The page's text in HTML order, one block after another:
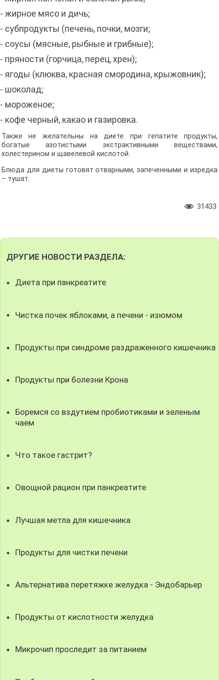
- жирное мясо и дичь;
- субпродукты (печень, почки, мозги;
- соусы (мясные, рыбные и грибные);
- пряности (горчица, перец, хрен);
- ягоды (клюква, красная смородина, крыжовник);
- шоколад;
- мороженое;
- кофе черный, какао и газировка.
Также не желательны на диете при гепатите продукты,
богатые азотистыми экстрактивными веществами,
холестерином и щавелевой кислотой.
Блюда для диеты готовят отварными, запеченными и изредка
– тушат.
31433
ДРУГИЕ НОВОСТИ РАЗДЕЛА:
Диета при панкреатите
Чистка почек яблоками, а печени - изюмом
Продукты при синдроме раздраженного кишечника
Продукты при болезни Крона
Боремся со вздутием пробиотиками и зеленым
чаем
Что такое гастрит?
Овощной рацион при панкреатите
Лучшая метла для кишечника
Продукты для чистки печени
Альтернатива перетяжке желудка - Эндобарьер
Продукты от кислотности желудка
Микрочип проследит за питанием